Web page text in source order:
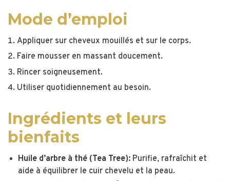
Mode d’emploi
Appliquer sur cheveux mouillés et sur le corps.
Faire mousser en massant doucement.
Rincer soigneusement.
Utiliser quotidiennement au besoin.
Ingrédients et leurs
bienfaits
Huile d’arbre à thé (Tea Tree): Purifie, rafraîchit et
aide à équilibrer le cuir chevelu et la peau.